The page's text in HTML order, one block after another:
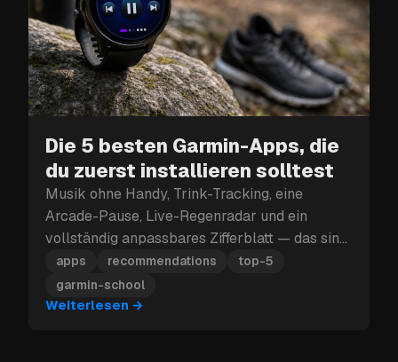
Die 5 besten Garmin-Apps, die
du zuerst installieren solltest
Musik ohne Handy, Trink-Tracking, eine
Arcade-Pause, Live-Regenradar und ein
vollständig anpassbares Zifferblatt — das sind
die fünf Garmin-Apps, die du zuerst
installieren solltest.
apps recommendations
top-5
garmin-school
Weiterlesen →